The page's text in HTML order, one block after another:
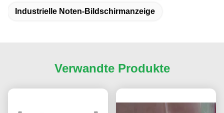
Industrielle Noten-Bildschirmanzeige
Verwandte Produkte